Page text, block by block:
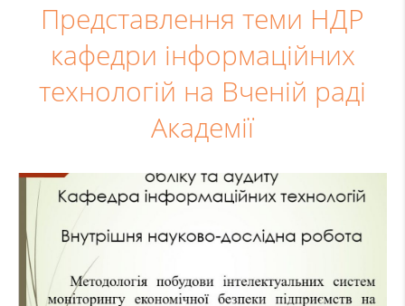
Представлення теми НДР
кафедри інформаційних
технологій на Вченій раді
Академії